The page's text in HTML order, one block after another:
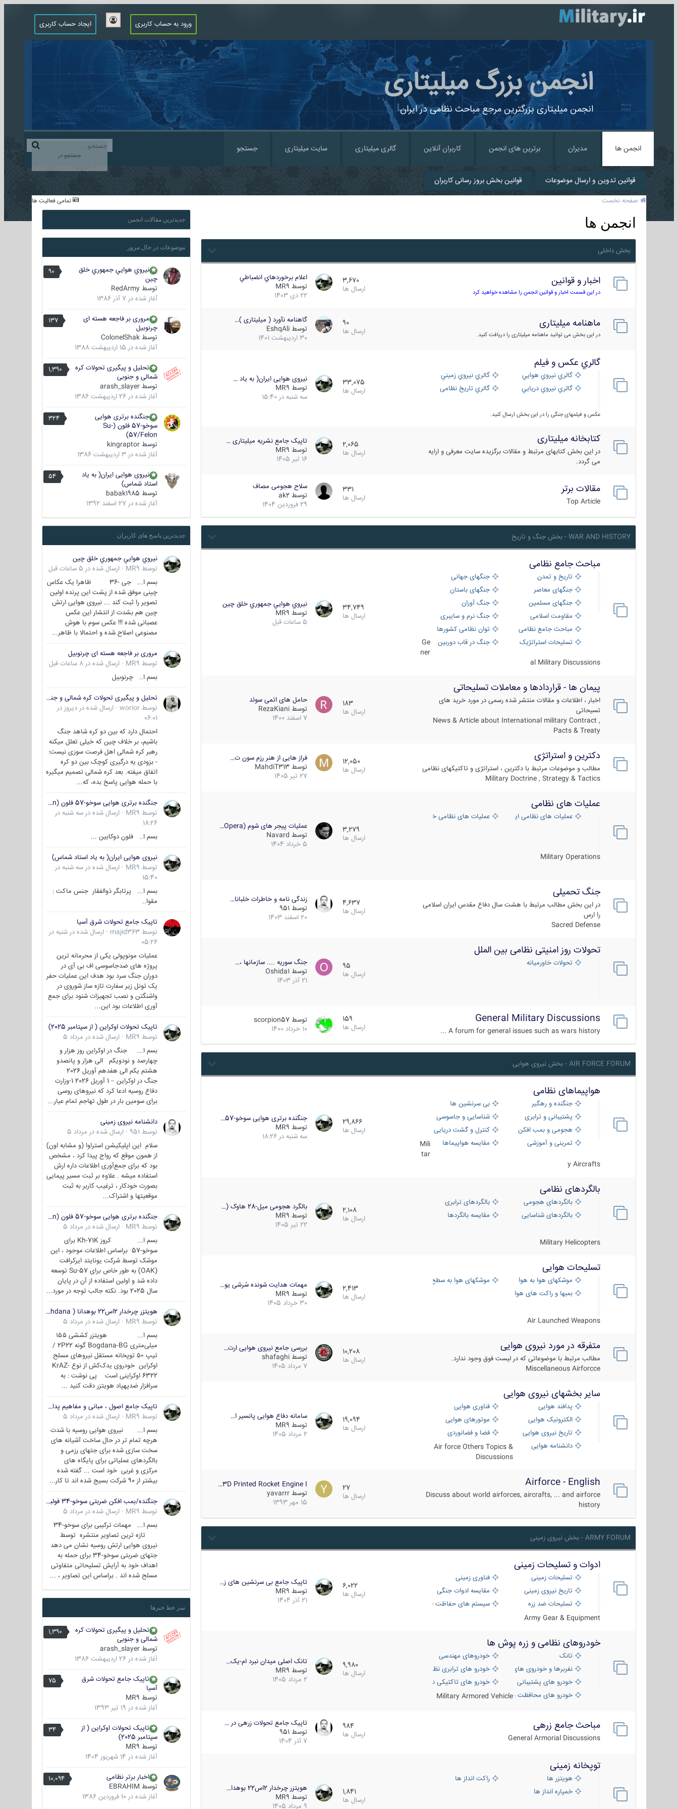
ورود به حساب کاربری ایجاد حساب کاربری
انجمن بزرگ میلیتاری
انجمن میلیتاری بزرگترین مرجع مباحث نظامی در ایران
جستجو در
انجمن ها مدیران برترین های انجمن کاربران آنلاین گالری میلیتاری سایت میلیتاری جستجو
قوانین تدوین و ارسال موضوعات قوانین بخش بروز رسانی کاربران
تمامی فعالیت ها صفحه نخست
انجمن ها
بخش داخلی
اخبار و قوانین
در این قسمت اخبار و قوانین انجمن را مشاهده خواهید کرد
3,670
ارسال ها
اعلام برخوردهاي انضباطي
توسط MR9
22 دی 1403
ماهنامه میلیتاری
در این بخش می توانید ماهنامه میلیتاری را دریافت کنید.
90
ارسال ها
گاهنامه نآورد ( میلیتاری )…
توسط EshqAli
30 اردیبهشت 1401
گالري عكس و فيلم
گالري نيروي هوايي
گالري نيروي زميني
گالري نيروي دريايي
گالري تاریخ نظامی
عکس و فیلمهای جنگی را در این بخش ارسال کنید.
33,075
ارسال ها
نیروی هوایی ایران( به یاد …
توسط MR9
سه شنبه در 15:40
کتابخانه میلیتاری
در این بخش کتابهای مرتبط و مقالات برگزیده سایت معرفی و ارایه
می گردد.
2,065
ارسال ها
تاپیک جامع نشریه میلیتاری …
توسط MR9
16 تیر 1405
مقالات برتر
Top Article
331
ارسال ها
سلاح هجومی مصاف
توسط ak2
29 فروردین 1404
WAR AND HISTORY - بخش جنگ و تاریخ
مباحث جامع نظامی
تاریخ و تمدن
جنگهای جهانی
جنگهای معاصر
جنگهای باستان
جنگهای مسلمین
جنگ آوران
مقاومت اسلامی
جنگ نرم و سایبری
مباحث جامع نظامی
توان نظامی کشورها
تسلیحات استراتژیک
جنگ در قاب دوربین
Ge
ner
al Military Discussions
34,749
ارسال ها
نيروي هوايي جمهوري خلق چين
توسط MR9
5 ساعات قبل
پیمان ها - قراردادها و معاملات تسلیحاتی
اخبار ، اطلاعات و مقالات منتشر شده رسمی در مورد خرید های
تسیحاتی
News & Article about International military Contract ,
Pacts & Treaty
183
ارسال ها
حامل های اتمی سوئد
توسط RezaKiani
7 اسفند 1400
دکترین و استراتژی
مطالب و موضوعات مرتبط با دکترین ، استراتژی و تاکتیکهای نظامی
Military Doctrine , Strategy & Tactics
12,050
ارسال ها
فراز هایی از هنر رزم سون ت…
توسط MahdiT313
27 تیر 1405
عملیات های نظامی
عملیات های نظامی ایران عملیات های نظامی خارجی
Military Operations
3,279
ارسال ها
عملیات پیجر های شوم (Opera…
توسط Navard
5 خرداد 1404
جنگ تحمیلی
در این بخش مطالب مرتبط با هشت سال دفاع مقدس ایران اسلامی
را ارس
Sacred Defense
4,637
ارسال ها
زندگی نامه و خاطرات خلبانا…
توسط 951
20 اسفند 1403
تحولات روز امنیتی نظامی بین الملل
تحولات خاورمیانه
95
ارسال ها
جنگ سوریه .... سازمانها ،…
توسط Oshida1
21 آذر 1403
General Military Discussions
A forum for general issues such as wars history ...
159
ارسال ها
توسط scorpion57
10 خرداد 1400
AIR FORCE FORUM - بخش نیروی هوایی
هواپیماهای نظامی
جنگنده و رهگیر
بی سرنشین ها
پشتیبانی و ترابری
شناسایی و جاسوسی
هجومی و بمب افکن
کنترل و گشت دریایی
تمرینی و آموزشی
مقایسه هواپیماها
Mili
tar
y Aircrafts
29,866
ارسال ها
جنگنده برتری هوایی سوخو-57…
توسط MR9
سه شنبه در 18:26
بالگردهای نظامی
بالگردهای هجومی
بالگردهای ترابری
بالگردهای شناسایی
مقایسه بالگردها
Military Helicopters
2,108
ارسال ها
بالگرد هجومی میل-28 هاوک (…
توسط MR9
22 تیر 1405
تسلیحات هوایی
موشکهای هوا به هوا
موشکهای هوا به سطح
بمبها و راکت های هوایی
Air Launched Weapons
2,413
ارسال ها
مهمات هدایت شونده سُرشی یو…
توسط MR9
30 خرداد 1405
متفرقه در مورد نیروی هوایی
مطالب مرتبط با موضوعاتی که در لیست فوق وجود ندارد.
Miscellaneous Airforcce
10,208
ارسال ها
بررسی جامع نیروی هوایی ارت…
توسط shafaghi
7 مرداد 1405
سایر بخشهای نیروی هوایی
پدافند هوایی
فناوری هوایی
الکترونیک هوایی
موتورهای هوایی
تاریخ نیروی هوایی
فضا و فضانوردی
دانشنامه هوایی
Air force Others Topics &
Discussions
19,094
ارسال ها
سامانه دفاع هوایی پانسیر ا…
توسط MR9
2 مرداد 1405
Airforce - English
Discuss about world airforces, aircrafts, ... and airforce
history
27
ارسال ها
3D Printed Rocket Engine I…
توسط yavarrr
15 مهر 1393
ARMY FORUM - بخش نیروی زمینی
ادوات و تسلیحات زمینی
تسلیحات زمینی
فناوری زمینی
تاریخ نیروی زمینی
مقایسه ادوات جنگی
تسلیحات ضد زره
سیستم های حفاظت فعال
Army Gear & Equipment
6,022
ارسال ها
تاپیک جامع بی سرنشین های ز…
توسط MR9
21 آذر 1404
خودروهای نظامی و زره پوش ها
تانک
خودروهای مهندسی
نفربرها و خودروی های رزمی پیاده نظامخودرو های ترابری نظامی
خودرو های پشتیبانی آتش ، شناسایی و ضد تانک
خودرو های تاکتیکی نظامی
خودرو های محافظت شدهMilitary Armored Vehicle
9,980
ارسال ها
تانک اصلی میدان نبرد ام-یک…
توسط MR9
2 مرداد 1405
مباحث جامع زرهی
General Armorial Discussions
984
ارسال ها
تاپیک جامع تحولات زرهی در …
توسط 951
7 آذر 1404
توپخانه زمینی
هویتزر ها
راکت انداز ها
خمپاره انداز ها
1,841
ارسال ها
هویتزر چرخدار 2اس22 بوهدا…
توسط MR9
9 مرداد 1405
جدیدترین مقالات انجمن
موضوعات در حال مرور
90
نيروي هوايي جمهوري خلق
چين
توسط RedArmy
آغاز شده در 7 آذر 1386
137
مروری بر فاجعه هسته ای
چرنوبیل
توسط ColonelShak
آغاز شده در 15 اردیبهشت 1388
1,390
تحلیل و پیگیری تحولات کره
شمالی و جنوبی
توسط arash_slayer
آغاز شده در 26 اردیبهشت 1386
324
جنگنده برتری هوایی
سوخو-57 فلون (Su-
57/Felon)
توسط kingraptor
آغاز شده در 3 اردیبهشت 1386
54
نیروی هوایی ایران( به یاد
استاد شماس)
توسط babak1985
آغاز شده در 27 اسفند 1392
جدیدترین پاسخ های کاربران
نيروي هوايي جمهوري خلق چين
توسط MR9
· ارسال شده در 5 ساعات قبل
بسم ا... جی -36 ظاهرا یک عکاس
چینی موفق شده از پشت این پرنده اولین
تصویر را ثبت کند ... نیروی هوایی ارتش
چین هم بشدت از انتشار این عکس
عصبانی شده !!! عکس سوم با هوش
مصنوعی اصلاح شده و احتمالا با ظاهر...
مروری بر فاجعه هسته ای چرنوبیل
توسط MR9
· ارسال شده در 8 ساعات قبل
بسم ا.. چرنوبیل
تحلیل و پیگیری تحولات کره شمالی و جنوبی
توسط worior
· ارسال شده در دیروز در
06:01
احتمال دارد که بین دو کره شاهد جنگ
باشیم، بر خلاف چین که خیلی تعلل میکنه
رهبر کره شمالی اهل فرصت سوزی نیست:
- بزودی یه درگیری کوچک بین دو کره
اتفاق میفته. بعد کره شمالی تصمیم میگیره
با حمله هوایی پاسخ بده، که...
جنگنده برتری هوایی سوخو-57 فلون (Su-57/Felon)
توسط MR9
· ارسال شده در سه شنبه در
18:26
بسم ا.. فلون دوکابین ...
نیروی هوایی ایران( به یاد استاد شماس)
توسط MR9
· ارسال شده در سه شنبه در
15:40
بسم ا... پرتابگر ذوالفقار جنس ماکت :
مقوا..
تاپیک جامع تحولات شرق آسیا
توسط majid363
· ارسال شده در شنبه در
05:26
عملیات مونوپولی یکی از محرمانه ترین
پروژه های ضدجاسوسی اف بی آی در
دوران جنگ سرد بود هدف این عملیات حفر
یک تونل زیر سفارت تازه ساز شوروی در
واشنگتن و نصب تجهیزات شنود برای جمع
آوری اطلاعات بود این...
تاپیک تحولات اوکراین ( از سپتامبر 2025)
توسط MR9
· ارسال شده در مرداد 5
بسم ا... جنگ در اوکراین روز هزار و
چهارصد و نودویکم الی هزار و پانصدو
هشتم یکم الی هفدهم آوریل 2026
جنگ در اوکراین – 1 آوریل 2026 1-وزارت
دفاع روسیه ادعا کرد که نیروهای روسی
برای سومین بار در طول تهاجم تمام عیار...
دانشنامه نیروی زمینی
توسط 951
· ارسال شده در مرداد 5
سلام این اپلیکیشن استراوا (و مشابه اون)
از همون موقع که رواج پیدا کرد ، مشخص
بود که برای جمع‌آوری اطلاعات داره ارش
استفاده میشه . علاوه بر ثبت مسیر پیمایی
بصورت خودکار ، ترغیب کاربر به ثبت
موقعیتها و اشتراک‌...
جنگنده برتری هوایی سوخو-57 فلون (Su-57/Felon)
توسط MR9
· ارسال شده در مرداد 5
بسم ا... کروز Kh-71K برای
سوخو-57 براساس اطلاعات موجود ، این
موشک توسط شرکت یونایتد ایرکرافت
(OAK) به طور خاص برای Su-57 توسعه
داده شد و اولین استفاده از آن در پایان
سال 2025 بود. نکته جالب توجه در مورد...
هویتزر چرخدار 2اس22 بوهدانا ( wheeled howitzer 2S22 Bohdana )
توسط MR9
· ارسال شده در مرداد 5
بسم ا... هویتزر کششی ۱۵۵
میلی‌متری Bogdana-BG گونه 2P22 /
تیپ ۵۰ توپخانه مستقل نیروهای مسلح
اوکراین خودروی یدک‌کش از نوع KrAZ-
6322 اوکراینی است پی نوشت : به
سرافزار ضدپهپاد هویتزر دقت کنید ...
تاپیک جامع اصول ، مبانی و مفاهیم پدافند غیر عامل
توسط MR9
· ارسال شده در مرداد 5
بسم ا... نیروی هوایی روسیه با شدت
هرچه تمام تر در حال ساخت آشیانه های
سخت سازی شده برای جتهای رزمی و
بالگردهای عملیاتی برای پایگاه های
مرکزی و غربی خود است ... گفته شده
بیشتر از 90 شرکت بسیج شده اند تا کار...
جنگنده/بمب افکن ضربتی سوخو-34 فولبک ( Sukhoi Su-34/Fullback)
توسط MR9
· ارسال شده در مرداد 5
بسم ا... مهمات ترکیبی برای سوخو-34
تازه ترین تصاویر منتشره توسط
نیروی هوایی ارتش روسیه نشان می دهد
جتهای ضربتی سوخو-34 برای حمله به
اهداف خود به آرایش تسلیحاتی متفاوتی
مسلح شده اند . براساس این تصاویر ، ...
سر خط خبرها
1,390
تحلیل و پیگیری تحولات کره
شمالی و جنوبی
توسط arash_slayer
آغاز شده در 26 اردیبهشت 1386
75
تاپیک جامع تحولات شرق
آسیا
توسط MR9
آغاز شده در 19 تیر 1393
34
تاپیک تحولات اوکراین ( از
سپتامبر 2025)
توسط MR9
آغاز شده در 14 شهریور 1404
10,094
اخبار برتر نظامی
توسط EBRAHIM
آغاز شده در 10 فروردین 1386